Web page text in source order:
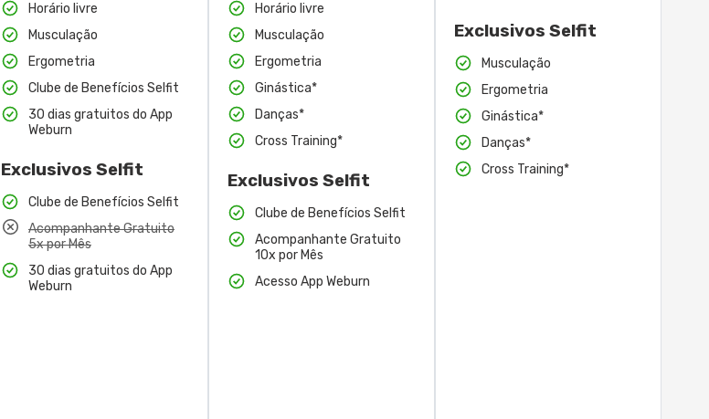
Horário livre
Musculação
Ergometria
Clube de Benefícios Selfit
30 dias gratuitos do App
Weburn
Exclusivos Selfit
Clube de Benefícios Selfit
Acompanhante Gratuito
5x por Mês
30 dias gratuitos do App
Weburn
Horário livre
Musculação
Ergometria
Ginástica*
Danças*
Cross Training*
Exclusivos Selfit
Clube de Benefícios Selfit
Acompanhante Gratuito
10x por Mês
Acesso App Weburn
Exclusivos Selfit
Musculação
Ergometria
Ginástica*
Danças*
Cross Training*